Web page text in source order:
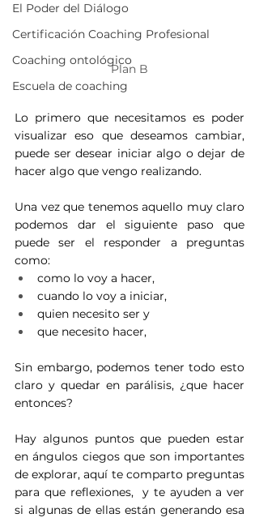
El Poder del Diálogo
Certificación Coaching Profesional
Coaching ontológico
Escuela de coaching
Plan B
Lo primero que necesitamos es poder
visualizar eso que deseamos cambiar,
puede ser desear iniciar algo o dejar de
hacer algo que vengo realizando.
Una vez que tenemos aquello muy claro
podemos dar el siguiente paso que
puede ser el responder a preguntas
como:
como lo voy a hacer,
cuando lo voy a iniciar,
quien necesito ser y
que necesito hacer,
Sin embargo, podemos tener todo esto
claro y quedar en parálisis, ¿que hacer
entonces?
Hay algunos puntos que pueden estar
en ángulos ciegos que son importantes
de explorar, aquí te comparto preguntas
para que reflexiones,  y te ayuden a ver
si algunas de ellas están generando esa